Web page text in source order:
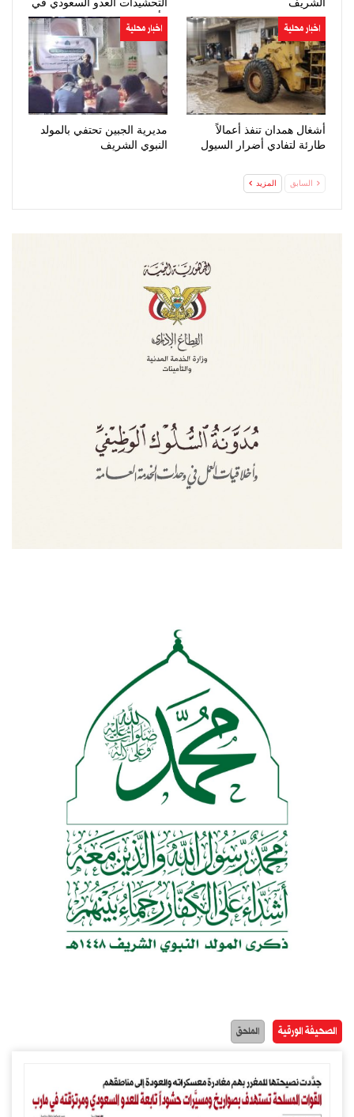
الشريف
التحشيدات العدو السعودي في
مأرب وحضرموت
اخبار محلية
أشغال همدان تنفذ أعمالاً
طارئة لتفادي أضرار السيول
اخبار محلية
مديرية الجبين تحتفي بالمولد
النبوي الشريف
السابق المزيد
الصحيفة الورقية الملحق